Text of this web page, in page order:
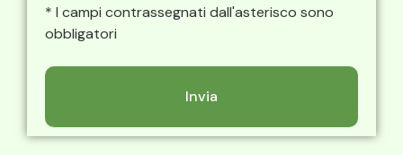
* I campi contrassegnati dall'asterisco sono
obbligatori